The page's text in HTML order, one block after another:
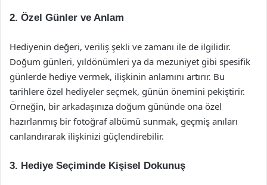
2. Özel Günler ve Anlam
Hediyenin değeri, veriliş şekli ve zamanı ile de ilgilidir.
Doğum günleri, yıldönümleri ya da mezuniyet gibi spesifik
günlerde hediye vermek, ilişkinin anlamını artırır. Bu
tarihlere özel hediyeler seçmek, günün önemini pekiştirir.
Örneğin, bir arkadaşınıza doğum gününde ona özel
hazırlanmış bir fotoğraf albümü sunmak, geçmiş anıları
canlandırarak ilişkinizi güçlendirebilir.
3. Hediye Seçiminde Kişisel Dokunuş